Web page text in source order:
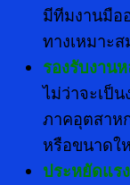
มีทีมงานมือ
ทางเหมาะ
รองรับงาน
ไม่ว่าจะเป็
ภาคอุตสาห
หรือขนาดใ
ประหยัดแร